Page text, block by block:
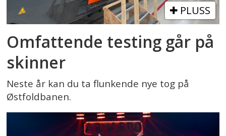
PLUSS
Omfattende testing går på
skinner
Neste år kan du ta flunkende nye tog på
Østfoldbanen.